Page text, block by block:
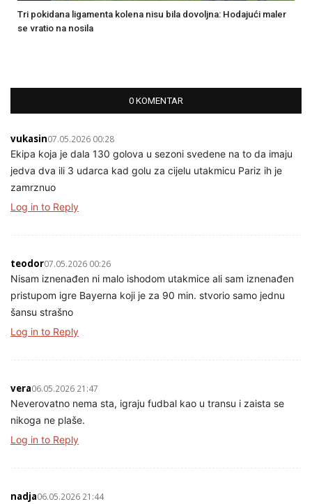
Tri pokidana ligamenta kolena nisu bila dovoljna: Hodajući maler
se vratio na nosila
0 KOMENTAR
vukasin07.05.2026 00:28
Ekipa koja je dala 130 golova u sezoni svedene na to da imaju
jedva dva ili 3 udarca kad golu za cijelu utakmicu Pariz ih je
zamrznuo
Log in to Reply
teodor07.05.2026 00:26
Nisam iznenađen ni malo ishodom utakmice ali sam iznenađen
pristupom igre Bayerna koji je za 90 min. stvorio samo jednu
šansu strašno
Log in to Reply
vera06.05.2026 21:47
Neverovatno nema sta, igraju fudbal kao u transu i zaista se
nikoga ne plaše.
Log in to Reply
nadja06.05.2026 21:44